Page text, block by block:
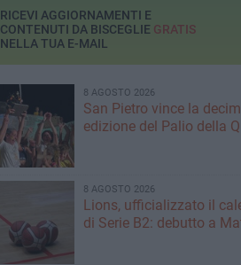
RICEVI AGGIORNAMENTI E
CONTENUTI DA BISCEGLIE GRATIS
NELLA TUA E-MAIL
8 AGOSTO 2026
San Pietro vince la
edizione del Palio della
8 AGOSTO 2026
Lions, ufficializzato il
di Serie B2: debutto a